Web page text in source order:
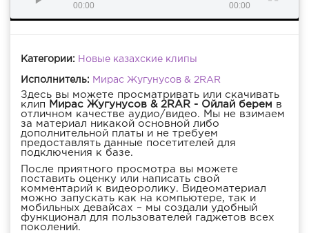
00:00 00:00
Категории: Новые казахские клипы
Исполнитель: Мирас Жугунусов & 2RAR
Здесь вы можете просматривать или скачивать
клип
Мирас Жугунусов & 2RAR - Ойлай берем в
отличном качестве аудио/видео. Мы не взимаем
за материал никакой основной либо
дополнительной платы и не требуем
предоставлять данные посетителей для
подключения к базе.
После приятного просмотра вы можете
поставить оценку или написать свой
комментарий к видеоролику. Видеоматериал
можно запускать как на компьютере, так и
мобильных девайсах – мы создали удобный
функционал для пользователей гаджетов всех
поколений.